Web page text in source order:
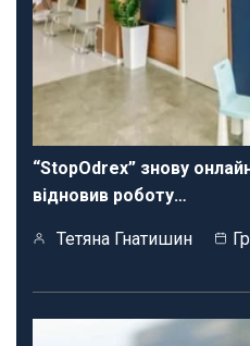
“StopOdrex” знову
відновив роботу…
Тетяна Гнатишин